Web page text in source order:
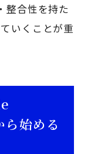
整合性を持た
いくことが重
始める